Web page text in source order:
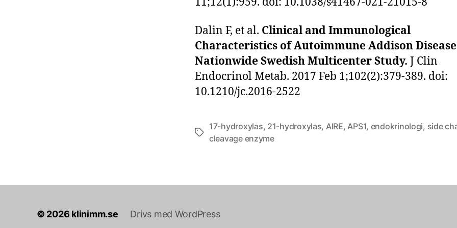
Dalin F, et al. Clinical and Immunological
Characteristics of Autoimmune Addison
Nationwide Swedish Multicenter Study. J Clin
Endocrinol Metab. 2017 Feb 1;102(2):379-389. doi:
10.1210/jc.2016-2522
Etiketter
17-hydroxylas, 21-hydroxylas, AIRE, APS1, endokrinologi, side
cleavage enzyme
© 2026 klinimm.se Drivs med WordPress